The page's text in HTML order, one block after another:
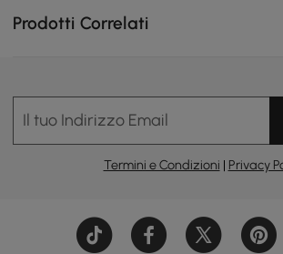
Prodotti Correlati
Il tuo Indirizzo Email
Termini e Condizioni | Privacy